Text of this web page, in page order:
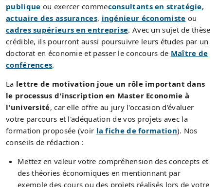
publique ou exercer commeconsultants en stratégie,
actuaire des assurances, ingénieur économiste ou
cadres supérieurs en entreprise. Avec un sujet de thèse
crédible, ils pourront aussi poursuivre leurs études par un
doctorat en économie et passer le concours de Maître de
conférences.
La lettre de motivation joue un rôle important dans
le processus d'inscription en Master Economie à
l'université, car elle offre au jury l'occasion d'évaluer
votre parcours et l'adéquation de vos projets avec la
formation proposée (voir la fiche de formation). Nos
conseils de rédaction :
Mettez en valeur votre compréhension des concepts et
des théories économiques en mentionnant par
exemple des cours ou des projets réalisés lors de votre